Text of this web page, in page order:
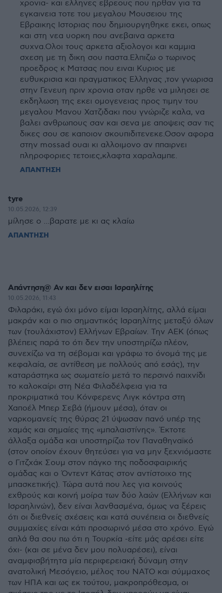
χρονια- και ελληνες εβρεους που ηρθαν για τα
εγκαινεια τοτε του μεγαλου Μουσειου της
Εβραικης Ιστοριας που δημιουργηθηκε εκει, οπως
και στη νεα υορκη που ανεβαινα αρκετα
συχνα.Ολοι τους αρκετα αξιολογοι και καμμια
σχεση με τη δικη σου παστα.Ελπιζω ο τωρινος
προεδρος κ Ματσας που ειναι Κυριος με
ευθυκρισια και πραγματικος Ελληνας ,τον γνωρισα
στην Γενευη πριν χρονια οταν ηρθε να μιλησει σε
εκδηλωση της εκει ομογενειας προς τιμην του
μεγαλου Μανου Χατζιδακι που γνώριζε καλα, να
βαλει ανθρωπους σαν και σενα με αποψεις σαν τις
δικες σου σε καποιον σκουπιδιτενεκε.Οσον αφορα
στην mossad ουαι κι αλλοιμονο αν ππαιρνει
πληροφοριες τετοιες,κλαφτα χαραλαμπε.
ΑΠΑΝΤΗΣΗ
tyre
10.05.2026, 12:39
μίλησε ο ...βαρατε με κι ας κλαίω
ΑΠΑΝΤΗΣΗ
Απάντηση@ Αν και δεν εισαι Ισραηλίτης
10.05.2026, 11:43
Φιλαράκι, εγώ όχι μόνο είμαι Ισραηλίτης, αλλά είμαι
μακράν και ο πιο σημαντικός Ισραηλίτης μεταξύ όλων
των (τουλάχιστον) Ελλήνων Εβραίων. Την ΑΕΚ (όπως
βλέπεις παρά το ότι δεν την υποστηρίζω πλέον,
συνεχίζω να τη σέβομαι και γράφω το όνομά της με
κεφαλαία, σε αντίθεση με πολλούς από εσάς), την
καταράστηκα ως σωματείο μετά το περσινό παιχνίδι
το καλοκαίρι στη Νέα Φιλαδέλφεια για τα
προκριματικά του Κόνφερενς Λιγκ κόντρα στη
Χαποέλ Μπερ Σεβά (ήμουν μέσα), όταν οι
ναρκομανείς της θύρας 21 ύψωσαν πανό υπέρ της
χαμάς και σημαίες της «μπαλαιστίνης». Έκτοτε
άλλαξα ομάδα και υποστηρίζω τον Παναθηναϊκό
(στον οποίον έχουν θητεύσει για να μην ξεχνιόμαστε
ο Γιτζχάκ Σουμ στον πάγκο της ποδοσφαιρικής
ομάδας και ο Όντεντ Κάτας στον αντίστοιχο της
μπασκετικής). Τώρα αυτά που λες για κοινούς
εχθρούς και κοινή μοίρα των δύο λαών (Ελλήνων και
Ισραηλινών), δεν είναι λανθασμένα, όμως να ξέρεις
ότι οι διεθνείς σχέσεις και κατά συνέπεια οι διεθνείς
συμμαχίες είναι κάτι προσωρινό μέσα στο χρόνο. Εγώ
απλά θα σου πω ότι η Τουρκία -είτε μάς αρέσει είτε
όχι- (και σε μένα δεν μου πολυαρέσει), είναι
αναμφισβήτητα μία περιφερειακή δύναμη στην
ανατολική Μεσόγειο, μέλος του ΝΑΤΟ και σύμμαχος
των ΗΠΑ και ως εκ τούτου, μακροπρόθεσμα, οι